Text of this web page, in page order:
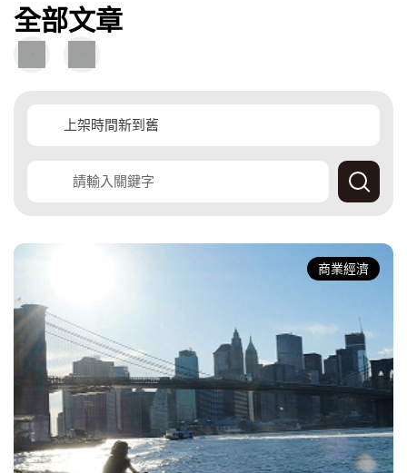
全部文章
圖
文
圖
片
查
經
快
資
料
商業經濟